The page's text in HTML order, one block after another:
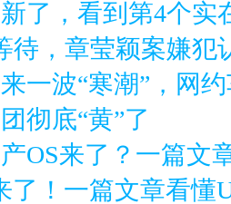
了，看到第4个实
待，章莹颖案嫌
一波“寒潮”，网
彻底“黄”了
OS来了？一篇文
了！一篇文章看懂